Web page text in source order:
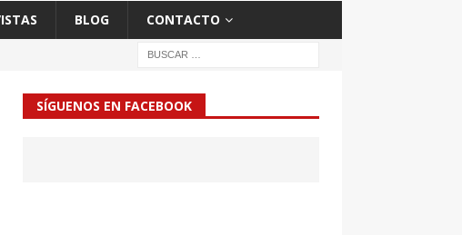
BLOG CONTACTO
SÍGUENOS EN FACEBOOK